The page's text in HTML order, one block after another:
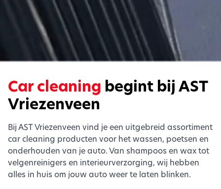
Car cleaning begint bij AST
Vriezenveen
Bij AST Vriezenveen vind je een uitgebreid assortiment
car cleaning producten voor het wassen, poetsen en
onderhouden van je auto. Van shampoos en wax tot
velgenreinigers en interieurverzorging, wij hebben
alles in huis om jouw auto weer te laten blinken.